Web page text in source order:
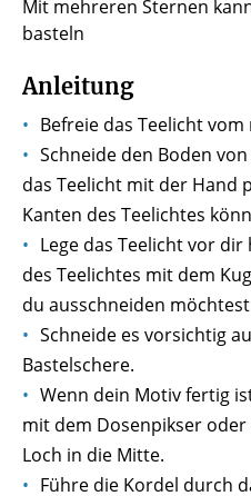
Mit mehreren Sternen
basteln
Anleitung
Befreie das Teelicht
Schneide den Boden
das Teelicht mit der Hand
Kanten des Teelichtes
Lege das Teelicht vor
des Teelichtes mit dem
du ausschneiden
Schneide es vorsichtig
Bastelschere.
Wenn dein Motiv fertig
mit dem Dosenpikser oder
Loch in die Mitte.
Führe die Kordel durch